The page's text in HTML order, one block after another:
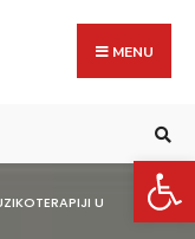
MENU
U